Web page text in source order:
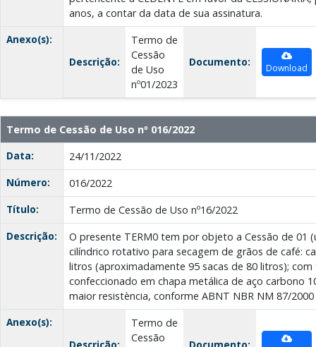
anos, a contar da data de sua assinatura.
Anexo(s):
Descrição:
Termo de
Cessão
de Uso
nº01/2023
Documento: Download
Termo de Cessão de Uso nº 016/2022
Data:
24/11/2022
Número:
016/2022
Título:
Termo de Cessão de Uso nº16/2022
Descrição:
O presente TERM0 tem por objeto a Cessão de 01
cilíndrico rotativo para secagem de grãos de café:
litros (aproximadamente 95 sacas de 80 litros);
confeccionado em chapa metálica de aço carbono
maior resistència, conforme ABNT NBR NM 87/2000
Anexo(s):
Termo de
Cessão